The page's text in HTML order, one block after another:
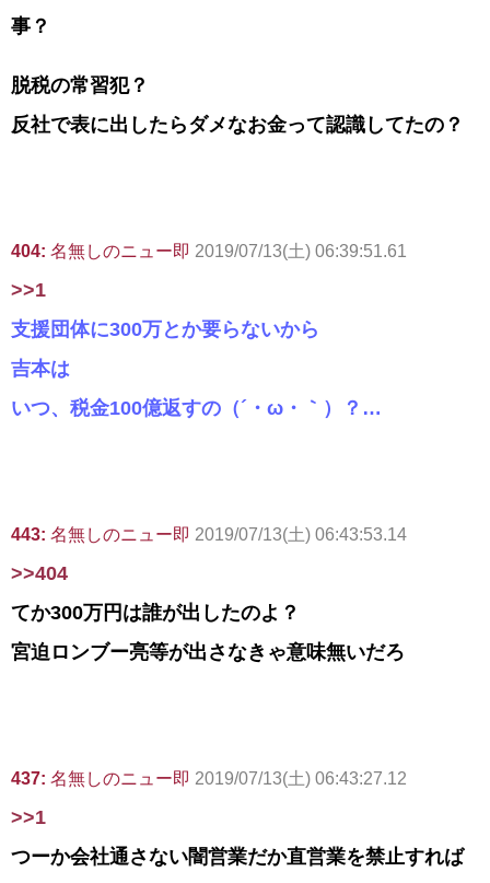
事？
脱税の常習犯？
反社で表に出したらダメなお金って認識してたの？
404: 名無しのニュー即 2019/07/13(土) 06:39:51.61
>>1
支援団体に300万とか要らないから
吉本は
いつ、税金100億返すの（´・ω・｀）？…
443: 名無しのニュー即 2019/07/13(土) 06:43:53.14
>>404
てか300万円は誰が出したのよ？
宮迫ロンブー亮等が出さなきゃ意味無いだろ
437: 名無しのニュー即 2019/07/13(土) 06:43:27.12
>>1
つーか会社通さない闇営業だか直営業を禁止すれば